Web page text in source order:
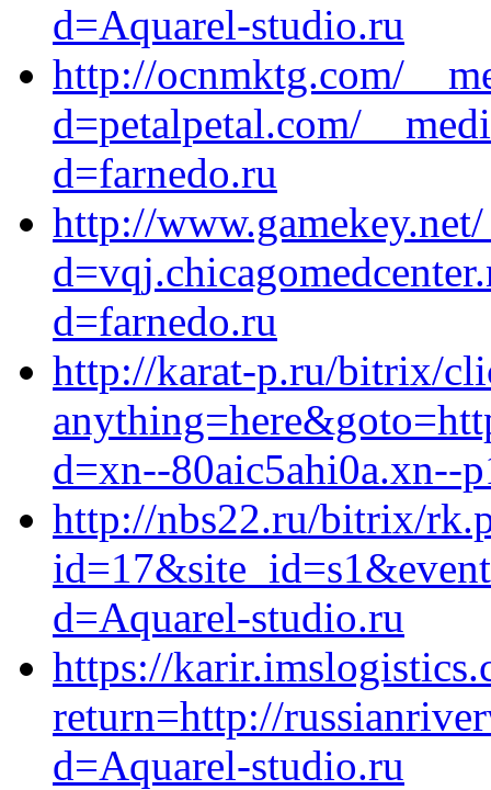
d=Aquarel-studio.ru
http://ocnmktg.com/
d=petalpetal.com/
d=farnedo.ru
http://
d=farnedo.ru
http://karat-p.ru/bitrix/
d=xn--80aic5ahi0a.xn--
http://nbs22.ru/bitrix/
d=Aquarel-studio.ru
https://
return=http://
d=Aquarel-studio.ru